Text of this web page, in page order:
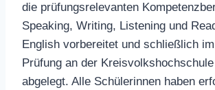
die prüfungsrelevanten
Speaking, Writing, Listening und
English vorbereitet und schließlich
Prüfung an der
abgelegt. Alle Schülerinnen haben